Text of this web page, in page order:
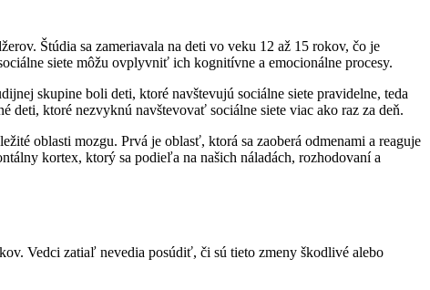
Štúdia sa zameriavala na deti vo veku 12 až 15 rokov, čo je
siete môžu ovplyvniť ich kognitívne a emocionálne procesy.
skupine boli deti, ktoré navštevujú sociálne siete pravidelne, teda
ktoré nezvyknú navštevovať sociálne siete viac ako raz za deň.
oblasti mozgu. Prvá je oblasť, ktorá sa zaoberá odmenami a reaguje
kortex, ktorý sa podieľa na našich náladách, rozhodovaní a
Vedci zatiaľ nevedia posúdiť, či sú tieto zmeny škodlivé alebo